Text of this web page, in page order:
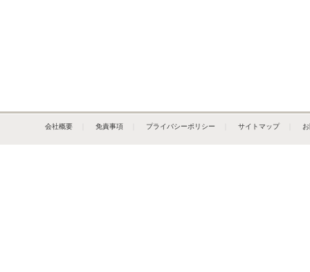
会社概要 免責事項 プライバシーポリシー サイトマップ｜